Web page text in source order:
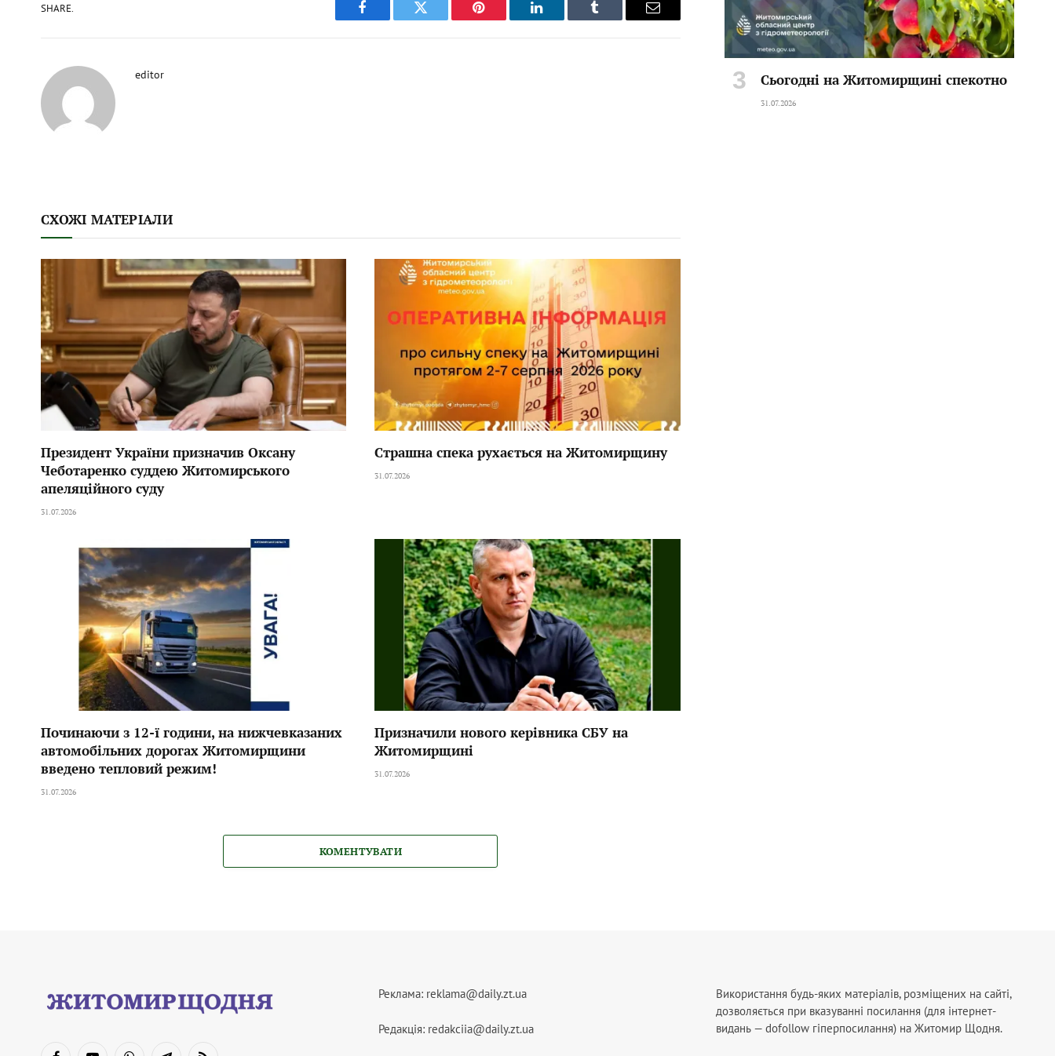
SHARE.
Facebook Twitter Pinterest LinkedIn Tumblr Email
editor
СХОЖІ МАТЕРІАЛИ
Президент України призначив Оксану
Чеботаренко суддею Житомирського
апеляційного суду
31.07.2026
Страшна спека рухається на Житомирщину
31.07.2026
Починаючи з 12-ї години, на нижчевказаних
автомобільних дорогах Житомирщини
введено тепловий режим!
31.07.2026
Призначили нового керівника СБУ на
Житомирщині
31.07.2026
КОМЕНТУВАТИ
Сьогодні на Житомирщині спекотно
31.07.2026
Реклама: reklama@daily.zt.ua
Редакція: redakciia@daily.zt.ua
Використання будь-яких матеріалів, розміщених на сайті,
дозволяється при вказуванні посилання (для інтернет-
видань — dofollow гіперпосилання) на Житомир Щодня.